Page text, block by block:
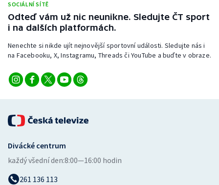
SOCIÁLNÍ SÍTĚ
Odteď vám už nic neunikne. Sledujte ČT sport
i na dalších platformách.
Nenechte si nikde ujít nejnovější sportovní události. Sledujte nás i
na Facebooku, X, Instagramu, Threads či YouTube a buďte v obraze.
Divácké centrum
každý všední den:8:00—16:00 hodin
261 136 113